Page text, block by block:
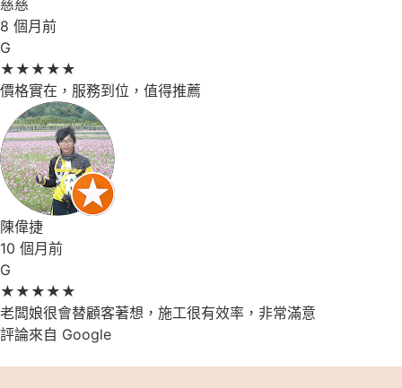
慈慈
8 個月前
G
★ ★ ★ ★ ★
價格實在，服務到位，值得推薦
陳偉捷
10 個月前
G
★ ★ ★ ★ ★
老闆娘很會替顧客著想，施工很有效率，非常滿意
評論來自 Google